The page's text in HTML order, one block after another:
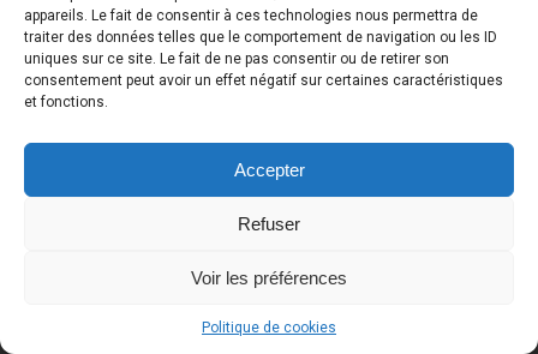
appareils. Le fait de consentir à ces technologies nous permettra de
traiter des données telles que le comportement de navigation ou les ID
uniques sur ce site. Le fait de ne pas consentir ou de retirer son
consentement peut avoir un effet négatif sur certaines caractéristiques
et fonctions.
Accepter
Refuser
Voir les préférences
Politique de cookies
et Paysages de Corse - Ajaccio www.thierry-
raynaud.com ©Toutes les photos de ce site sont
la propriété de l'auteur et sont protégées par le
Code de la Propriété Intellectuelle (CPI)